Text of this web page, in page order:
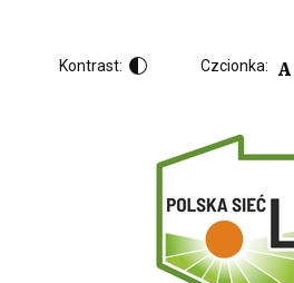
Kontrast: Czcionka: A